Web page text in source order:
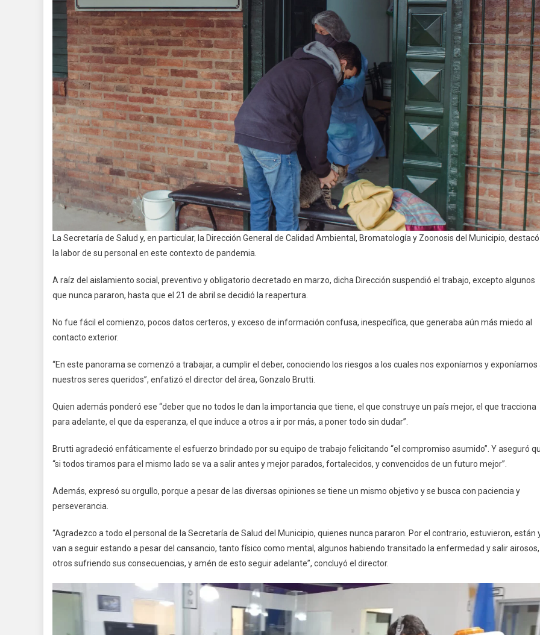
La Secretaría de Salud y, en particular, la Dirección General de Calidad Ambiental, Bromatología y Zoonosis del Municipio, destacó
la labor de su personal en este contexto de pandemia.
A raíz del aislamiento social, preventivo y obligatorio decretado en marzo, dicha Dirección suspendió el trabajo, excepto algunos
que nunca pararon, hasta que el 21 de abril se decidió la reapertura.
No fue fácil el comienzo, pocos datos certeros, y exceso de información confusa, inespecífica, que generaba aún más miedo al
contacto exterior.
“En este panorama se comenzó a trabajar, a cumplir el deber, conociendo los riesgos a los cuales nos exponíamos y exponíamos
nuestros seres queridos”, enfatizó el director del área, Gonzalo Brutti.
Quien además ponderó ese “deber que no todos le dan la importancia que tiene, el que construye un país mejor, el que tracciona
para adelante, el que da esperanza, el que induce a otros a ir por más, a poner todo sin dudar”.
Brutti agradeció enfáticamente el esfuerzo brindado por su equipo de trabajo felicitando “el compromiso asumido”. Y aseguró
“si todos tiramos para el mismo lado se va a salir antes y mejor parados, fortalecidos, y convencidos de un futuro mejor”.
Además, expresó su orgullo, porque a pesar de las diversas opiniones se tiene un mismo objetivo y se busca con paciencia y
perseverancia.
“Agradezco a todo el personal de la Secretaría de Salud del Municipio, quienes nunca pararon. Por el contrario, estuvieron, están
van a seguir estando a pesar del cansancio, tanto físico como mental, algunos habiendo transitado la enfermedad y salir airosos,
otros sufriendo sus consecuencias, y amén de esto seguir adelante”, concluyó el director.